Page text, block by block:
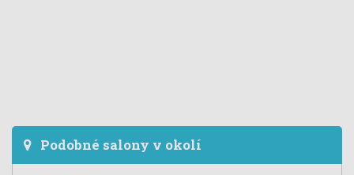
Podobné salony v okolí